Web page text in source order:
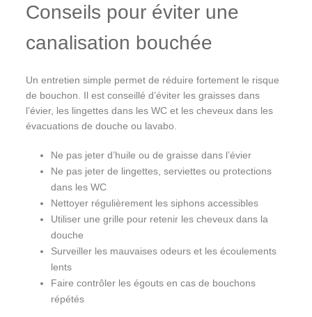
Conseils pour éviter une
canalisation bouchée
Un entretien simple permet de réduire fortement le risque
de bouchon. Il est conseillé d’éviter les graisses dans
l’évier, les lingettes dans les WC et les cheveux dans les
évacuations de douche ou lavabo.
Ne pas jeter d’huile ou de graisse dans l’évier
Ne pas jeter de lingettes, serviettes ou protections
dans les WC
Nettoyer régulièrement les siphons accessibles
Utiliser une grille pour retenir les cheveux dans la
douche
Surveiller les mauvaises odeurs et les écoulements
lents
Faire contrôler les égouts en cas de bouchons
répétés